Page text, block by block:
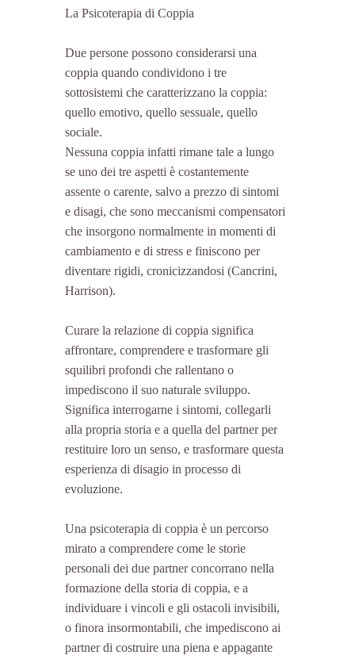
La Psicoterapia di Coppia
Due persone possono considerarsi una
coppia quando condividono i tre
sottosistemi che caratterizzano la coppia:
quello emotivo, quello sessuale, quello
sociale.
Nessuna coppia infatti rimane tale a lungo
se uno dei tre aspetti è costantemente
assente o carente, salvo a prezzo di sintomi
e disagi, che sono meccanismi compensatori
che insorgono normalmente in momenti di
cambiamento e di stress e finiscono per
diventare rigidi, cronicizzandosi (Cancrini,
Harrison).
Curare la relazione di coppia significa
affrontare, comprendere e trasformare gli
squilibri profondi che rallentano o
impediscono il suo naturale sviluppo.
Significa interrogarne i sintomi, collegarli
alla propria storia e a quella del partner per
restituire loro un senso, e trasformare questa
esperienza di disagio in processo di
evoluzione.
Una psicoterapia di coppia è un percorso
mirato a comprendere come le storie
personali dei due partner concorrano nella
formazione della storia di coppia, e a
individuare i vincoli e gli ostacoli invisibili,
o finora insormontabili, che impediscono ai
partner di costruire una piena e appagante